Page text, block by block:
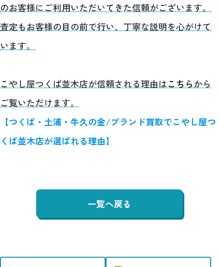
のお客様にご利用いただいてきた信頼がございます。
査定もお客様の目の前で行い、丁寧な説明を心がけて
います。
こやし屋つくば並木店が信頼される理由はこちらから
ご覧いただけます。
【つくば・土浦・牛久の金/ブランド買取でこやし屋つ
くば並木店が選ばれる理由】
一覧へ戻る